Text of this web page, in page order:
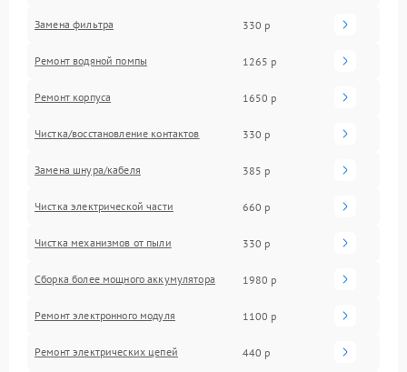
Замена фильтра 330 р
Ремонт водяной помпы 1265 р
Ремонт корпуса 1650 р
Чистка/восстановление контактов 330 р
Замена шнура/кабеля 385 р
Чистка электрической части 660 р
Чистка механизмов от пыли 330 р
Сборка более мощного аккумулятора 1980 р
Ремонт электронного модуля 1100 р
Ремонт электрических цепей 440 р